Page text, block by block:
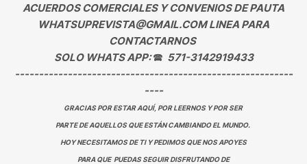
ACUERDOS COMERCIALES Y CONVENIOS DE PAUTA
WHATSUPREVISTA@GMAIL.COM LINEA PARA
CONTACTARNOS
SOLO WHATS APP:🕿 571-3142919433
----------------------------------------------------------
----
GRACIAS POR ESTAR AQUÍ, POR LEERNOS Y POR SER
PARTE DE AQUELLOS QUE ESTÁN CAMBIANDO EL MUNDO.
HOY NECESITAMOS DE TI Y PEDIMOS QUE NOS APOYES
PARA QUE PUEDAS SEGUIR DISFRUTANDO DE